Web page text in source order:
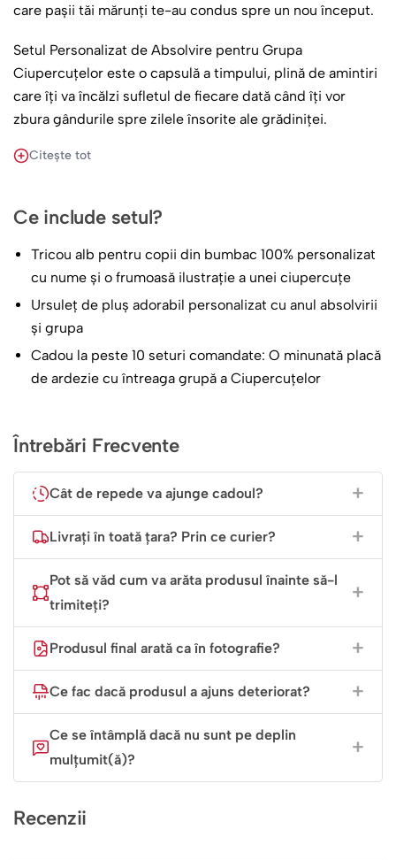
care pașii tăi mărunți te-au condus spre un nou început.
Setul Personalizat de Absolvire pentru Grupa
Ciupercuțelor este o capsulă a timpului, plină de amintiri
care îți va încălzi sufletul de fiecare dată când îți vor
zbura gândurile spre zilele însorite ale grădiniței.
Cu dragoste și grijă am alcătuit acest set pentru a
personalizat, reflectând parcursul unic al grupei
Ciupercuțelor. Imaginează-ți bucuria care va răsări din
spatele ochișorilor strălucitori când își va descoperi
numele scris cu fonturi joviale pe tricoul cu ciupercuță.
Îți promitem că vom păstra mereu promisiunea de a crea
emoții autentice și amintiri de neșters.
Citește tot
Ce include setul?
Tricou alb pentru copii din bumbac 100% personalizat
cu nume și o frumoasă ilustrație a unei ciupercuțe
Ursuleț de pluș adorabil personalizat cu anul absolvirii
și grupa
Cadou la peste 10 seturi comandate: O minunată placă
de ardezie cu întreaga grupă a Ciupercuțelor
Întrebări Frecvente
Cât de repede va ajunge cadoul?
Livrați în toată țara? Prin ce curier?
Pot să văd cum va arăta produsul înainte să-l
trimiteți?
Produsul final arată ca în fotografie?
Ce fac dacă produsul a ajuns deteriorat?
Ce se întâmplă dacă nu sunt pe deplin
mulțumit(ă)?
Recenzii